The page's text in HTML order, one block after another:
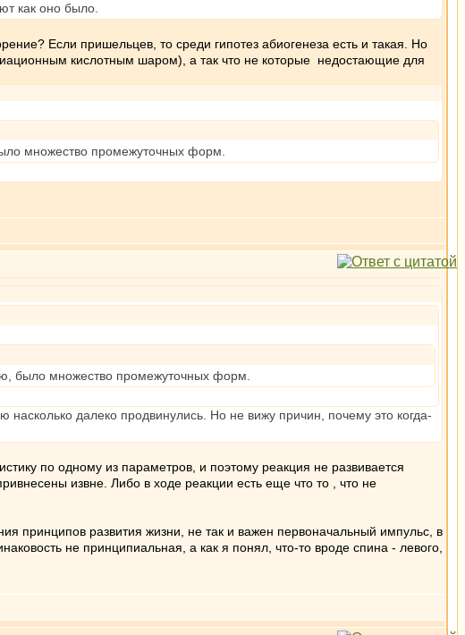
как оно было.
Если пришельцев, то среди гипотез абиогенеза есть и такая. Но
кислотным шаром), а так что не которые недостающие для
множество промежуточных форм.
было множество промежуточных форм.
далеко продвинулись. Но не вижу причин, почему это когда-
по одному из параметров, и поэтому реакция не развивается
извне. Либо в ходе реакции есть еще что то , что не
принципов развития жизни, не так и важен первоначальный импульс, в
не принципиальная, а как я понял, что-то вроде спина - левого,